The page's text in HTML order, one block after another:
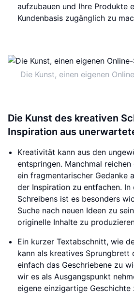
aufzubauen und Ihre Produkte
Kundenbasis zugänglich zu
Die Kunst, einen eigenen
Die Kunst des kreativen
Inspiration aus
Kreativität kann aus den
entspringen. Manchmal
ein fragmentarischer Gedanke
der Inspiration zu entfachen. In
Schreibens ist es besonders
Suche nach neuen Ideen zu
originelle Inhalte zu
Ein kurzer Textabschnitt, wie
kann als kreatives Sprungbrett
einfach das Geschriebene zu
wir es als Ausgangspunkt
eigene einzigartige Geschichte